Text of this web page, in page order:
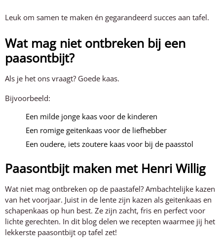
Leuk om samen te maken én gegarandeerd succes aan tafel.
Wat mag niet ontbreken bij een
paasontbijt?
Als je het ons vraagt? Goede kaas.
Bijvoorbeeld:
Een milde jonge kaas voor de kinderen
Een romige geitenkaas voor de liefhebber
Een oudere, iets zoutere kaas voor bij de paasstol
Paasontbijt maken met Henri Willig
Wat niet mag ontbreken op de paastafel? Ambachtelijke kazen
van het voorjaar. Juist in de lente zijn kazen als geitenkaas en
schapenkaas op hun best. Ze zijn zacht, fris en perfect voor
lichte gerechten. In dit blog delen we recepten waarmee jij het
lekkerste paasontbijt op tafel zet!